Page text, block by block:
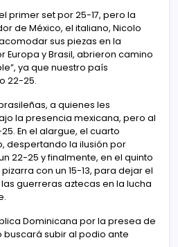
primer set por 25-17, pero la
de México, el italiano, Nicolo
sus piezas en la
Europa y Brasil, abrieron camino
ya que nuestro país
22-25.
a quienes les
la presencia mexicana, pero al
En el alargue, el cuarto
despertando la ilusión por
22-25 y finalmente, en el quinto
con un 15-13, para dejar el
guerreras aztecas en la lucha
Dominicana por la presea de
buscará subir al podio ante